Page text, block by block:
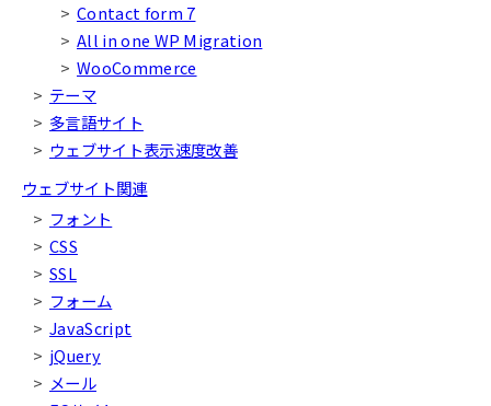
Contact form 7
All in one WP Migration
WooCommerce
テーマ
多言語サイト
ウェブサイト表示速度改善
ウェブサイト関連
フォント
CSS
SSL
フォーム
JavaScript
jQuery
メール